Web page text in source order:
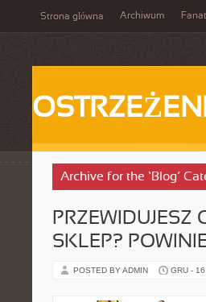
Strona główna Archiwum
Archive for the ‘Blog’
PRZEWIDUJESZ
SKLEP?
POSTED BY ADMIN GRU -